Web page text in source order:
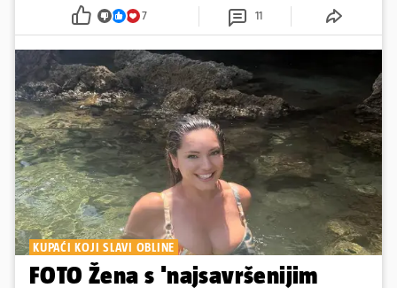
7 11
KUPAĆI KOJI SLAVI OBLINE
FOTO Žena s 'najsavršenijim